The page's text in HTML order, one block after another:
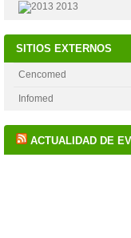
2013
SITIOS EXTERNOS
Cencomed
Infomed
ACTUALIDAD DE